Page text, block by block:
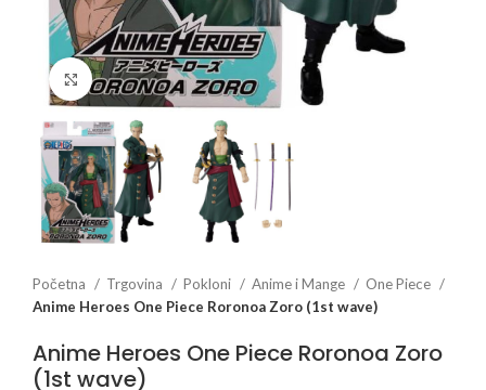
Click to enlarge
Početna Trgovina Pokloni Anime i Mange
One Piece
Anime Heroes One Piece Roronoa Zoro (1st wave)
Anime Heroes One Piece Roronoa Zoro
(1st wave)